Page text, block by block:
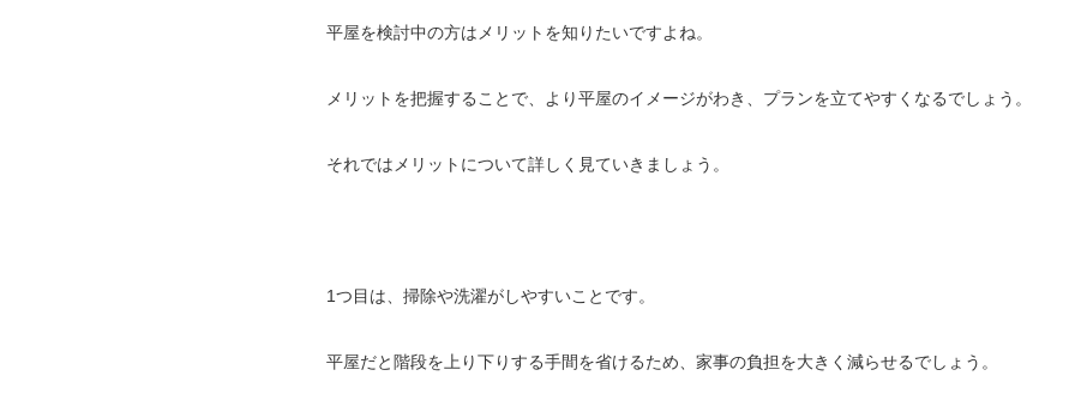
平屋を検討中の方はメリットを知りたいですよね。
メリットを把握することで、より平屋のイメージがわき、プランを立てやすくなるでしょう。
それではメリットについて詳しく見ていきましょう。
1つ目は、掃除や洗濯がしやすいことです。
平屋だと階段を上り下りする手間を省けるため、家事の負担を大きく減らせるでしょう。